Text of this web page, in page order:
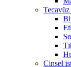
Cinsel